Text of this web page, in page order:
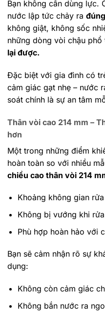
Bạn không cần dùng lực.
nước lập tức chảy ra
không giật, không sốc
những dòng vòi chậu phổ
lại được.
Đặc biệt với gia đình có
cảm giác gạt nhẹ – nước
soát chính là sự an tâm
Thân vòi cao 214 mm –
hơn
Một trong những điểm
hoàn toàn so với nhiều
chiều cao thân vòi 214
Khoảng không gian
Không bị vướng khi
Phù hợp hoàn hảo với
Bạn sẽ cảm nhận rõ sự
dụng:
Không còn cảm giác
Không bắn nước ra